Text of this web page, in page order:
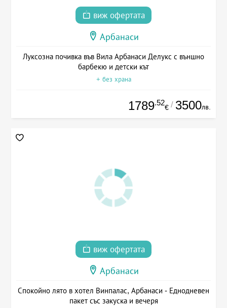
виж офертата
Арбанаси
Луксозна почивка във Вила Арбанаси Делукс с външно
барбекю и детски кът
+ без храна
1789.52
€ / 3500лв.
виж офертата
Арбанаси
Спокойно лято в хотел Винпалас, Арбанаси - Еднодневен
пакет със закуска и вечеря